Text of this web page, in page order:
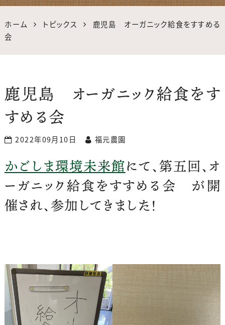
ホーム トピックス
鹿児島 オーガニック給食をすすめる
会
鹿児島 オーガニック給食をす
すめる会
2022年09月10日 福元農園
かごしま環境未来館にて、第五回、オ
ーガニック給食をすすめる会 が開
催され、参加してきました！